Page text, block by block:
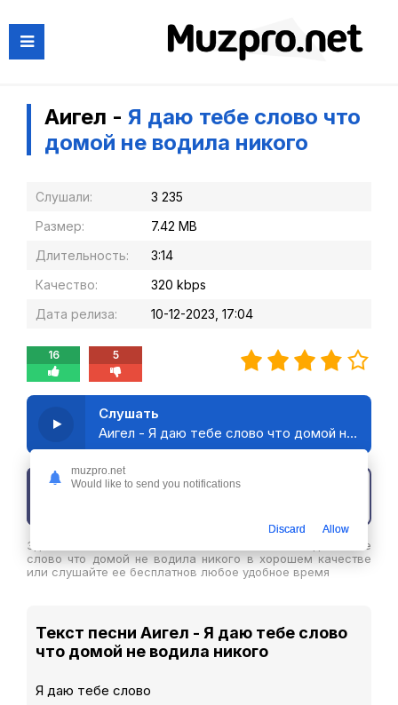
Аигел - Я даю тебе слово что
домой не водила никого
Слушали:
3 235
Размер:
7.42 MB
Длительность:
3:14
Качество:
320 kbps
Дата релиза:
10-12-2023, 17:04
16 5
Слушать
Аигел - Я даю тебе слово что домой не водила никого
Здесь вы можете скачать песню Аигел - Я даю тебе
слово что домой не водила никого в хорошем качестве
или слушайте ее бесплатнов любое удобное время
Текст песни Аигел - Я даю тебе слово
что домой не водила никого
Я даю тебе слово
muzpro.net
Would like to send you notifications
Discard Allow